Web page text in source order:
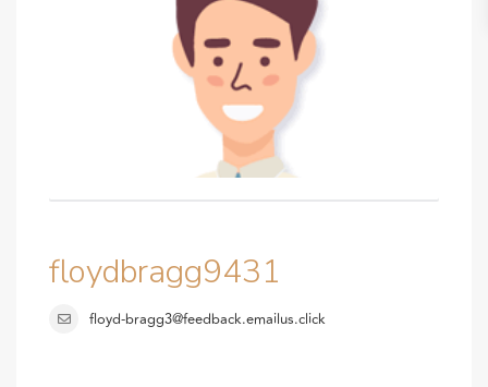
floydbragg9431
floyd-bragg3@feedback.emailus.click